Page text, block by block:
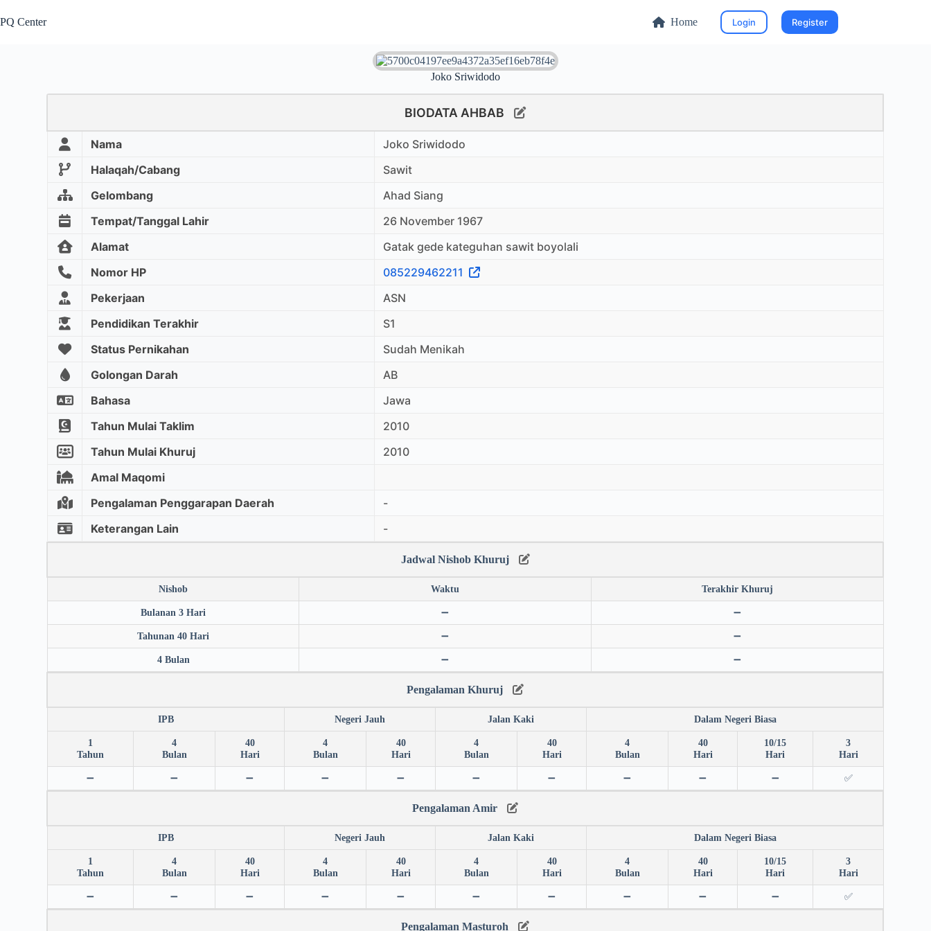
PQ Center Home Login Register
Joko Sriwidodo
BIODATA AHBAB
Nama
Joko Sriwidodo
Halaqah/Cabang
Sawit
Gelombang
Ahad Siang
Tempat/Tanggal Lahir
26 November 1967
Alamat
Gatak gede kateguhan sawit boyolali
Nomor HP
085229462211
Pekerjaan
ASN
Pendidikan Terakhir
S1
Status Pernikahan
Sudah Menikah
Golongan Darah
AB
Bahasa
Jawa
Tahun Mulai Taklim
2010
Tahun Mulai Khuruj
2010
Amal Maqomi
Pengalaman Penggarapan Daerah
-
Keterangan Lain
-
Jadwal Nishob Khuruj
Nishob Waktu Terakhir Khuruj
Bulanan 3 Hari ➖ ➖
Tahunan 40 Hari ➖ ➖
4 Bulan ➖ ➖
Pengalaman Khuruj
IPB Negeri Jauh Jalan Kaki Dalam Negeri Biasa
1
Tahun
4
Bulan
40
Hari
4
Bulan
40
Hari
4
Bulan
40
Hari
4
Bulan
40
Hari
10/15
Hari
3
Hari
➖ ➖ ➖ ➖ ➖ ➖ ➖ ➖ ➖ ➖ ✅
Pengalaman Amir
IPB Negeri Jauh Jalan Kaki Dalam Negeri Biasa
1
Tahun
4
Bulan
40
Hari
4
Bulan
40
Hari
4
Bulan
40
Hari
4
Bulan
40
Hari
10/15
Hari
3
Hari
➖ ➖ ➖ ➖ ➖ ➖ ➖ ➖ ➖ ➖ ✅
Pengalaman Masturoh